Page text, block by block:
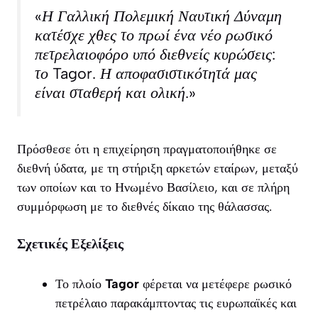
«Η Γαλλική Πολεμική Ναυτική Δύναμη
κατέσχε χθες το πρωί ένα νέο ρωσικό
πετρελαιοφόρο υπό διεθνείς κυρώσεις:
το Tagor. Η αποφασιστικότητά μας
είναι σταθερή και ολική.»
Πρόσθεσε ότι η επιχείρηση πραγματοποιήθηκε σε
διεθνή ύδατα, με τη στήριξη αρκετών εταίρων, μεταξύ
των οποίων και το Ηνωμένο Βασίλειο, και σε πλήρη
συμμόρφωση με το διεθνές δίκαιο της θάλασσας.
Σχετικές Εξελίξεις
Το πλοίο Tagor φέρεται να μετέφερε ρωσικό
πετρέλαιο παρακάμπτοντας τις ευρωπαϊκές και